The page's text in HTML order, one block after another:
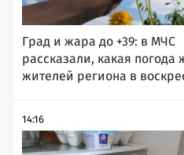
Град и жара до +39: в МЧС
рассказали, какая погода
жителей региона в
14:16